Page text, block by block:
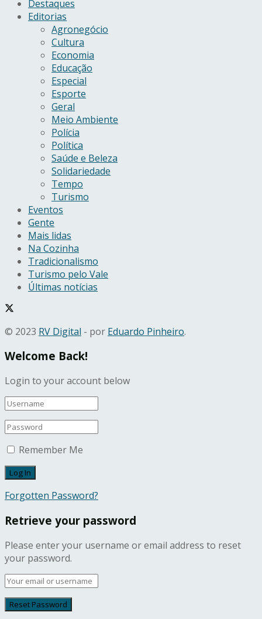
Destaques
Editorias
Agronegócio
Cultura
Economia
Educação
Especial
Esporte
Geral
Meio Ambiente
Polícia
Política
Saúde e Beleza
Solidariedade
Tempo
Turismo
Eventos
Gente
Mais lidas
Na Cozinha
Tradicionalismo
Turismo pelo Vale
Últimas notícias
© 2023 RV Digital - por Eduardo Pinheiro.
Welcome Back!
Login to your account below
Remember Me
Forgotten Password?
Retrieve your password
Please enter your username or email address to reset
your password.